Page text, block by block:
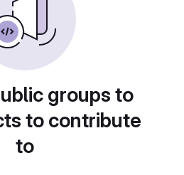
groups to
to contribute
to